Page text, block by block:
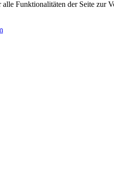
Funktionalitäten der Seite zur